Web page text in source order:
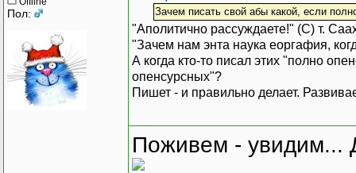
Пол:
Зачем писать свой абы какой, если
"Аполитично рассуждаете!" (С) т.
"Зачем нам энта наука еоргафия,
А когда кто-то писал этих "полно
опенсурсных"?
Пишет - и правильно делает.
Поживем - увидим...